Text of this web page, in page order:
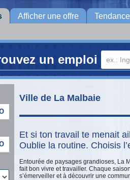
Afficher une offre
un emploi
Ville de La Malbaie
Et si ton travail te menait
Oublie la routine. Choisis
Entourée de paysages grandioses, La
fait bon vivre et travailler. Chaque
s’émerveiller et à découvrir une